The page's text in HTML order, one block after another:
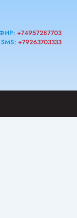
+74957287703
SMS: +79263703333